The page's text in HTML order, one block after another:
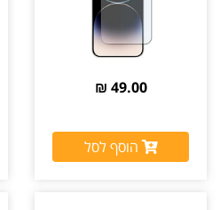
49.00 ₪
הוסף לסל